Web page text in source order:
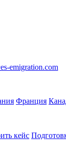
emigration.com
Франция
кейс